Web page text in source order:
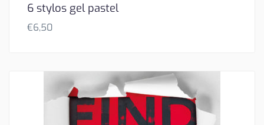
6 stylos gel pastel
€6,50